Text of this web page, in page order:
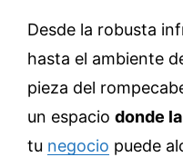
Desde la robusta
hasta el ambiente
pieza del
un espacio donde
tu negocio puede